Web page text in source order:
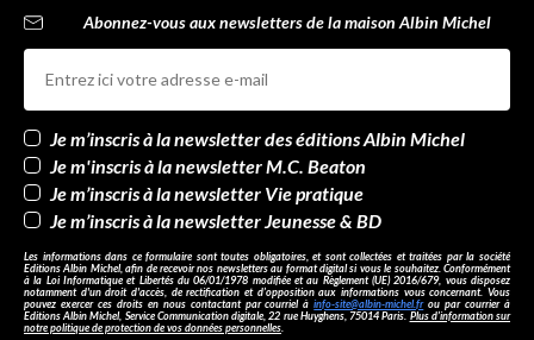
Abonnez-vous aux newsletters de la maison Albin Michel
Newsletters
Je m’inscris à la newsletter des éditions Albin Michel
Je m'inscris à la newsletter M.C. Beaton
Je m’inscris à la newsletter Vie pratique
Je m’inscris à la newsletter Jeunesse & BD
Les informations dans ce formulaire sont toutes obligatoires, et sont collectées et traitées par la société
Editions Albin Michel, afin de recevoir nos newsletters au format digital si vous le souhaitez. Conformément
à la Loi Informatique et Libertés du 06/01/1978 modifiée et au Règlement (UE) 2016/679, vous disposez
notamment d'un droit d'accès, de rectification et d’opposition aux informations vous concernant. Vous
pouvez exercer ces droits en nous contactant par courriel àinfo-site@albin-michel.frou par courrier à
Editions Albin Michel, Service Communication digitale, 22 rue Huyghens, 75014 Paris. Plus d’information sur
notre politique de protection de vos données personnelles